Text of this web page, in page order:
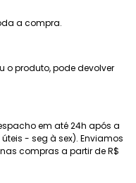
a compra.
o produto, pode devolver
em até 24h após a
- seg à sex). Enviamos
compras a partir de R$